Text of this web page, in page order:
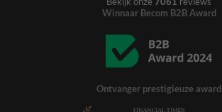
Winnaar Becom B2B Award
Ontvanger prestigieuze award